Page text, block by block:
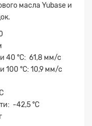
масла Yubase и
40 °С: 61,8 мм/с
100 °С: 10,9 мм/с
-42,5 °С